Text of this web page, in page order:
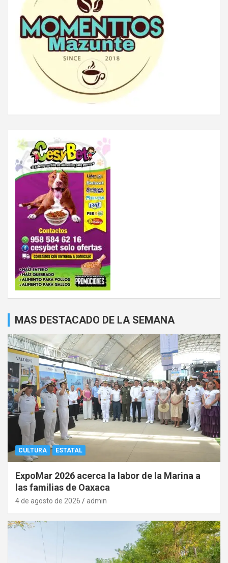
MAS DESTACADO DE LA SEMANA
CULTURA ESTATAL
ExpoMar 2026 acerca la labor de la Marina a
las familias de Oaxaca
4 de agosto de 2026 admin